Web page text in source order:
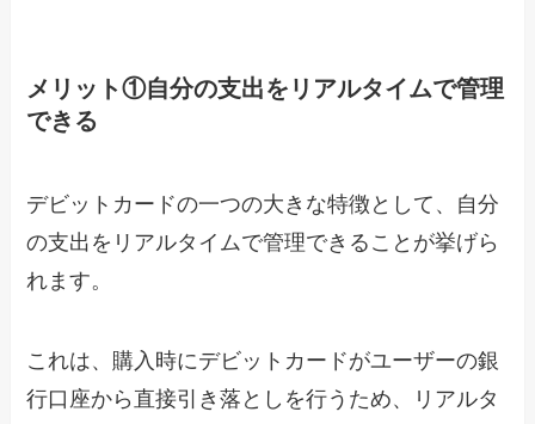
メリット①自分の支出をリアルタイムで管理
できる
デビットカードの一つの大きな特徴として、自分
の支出をリアルタイムで管理できることが挙げら
れます。
これは、購入時にデビットカードがユーザーの銀
行口座から直接引き落としを行うため、リアルタ